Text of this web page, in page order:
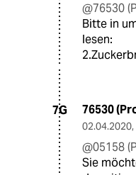
@76530
Bitte in
lesen:
7G 76530
02.04.2020,
@05158
Sie